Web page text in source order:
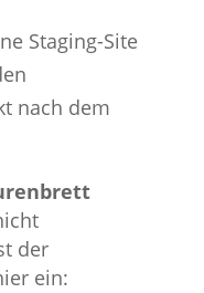
Staging-Site
nach dem
der
ein: